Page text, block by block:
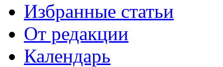
Избранные статьи
От редакции
Календарь